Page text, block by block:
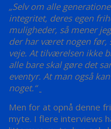
„Selv om alle
integritet, deres egen
muligheder, så mener
der har været nogen før,
veje. At tilværelsen ikke
alle bare skal gøre det
eventyr. At man også
noget.“
Men for at opnå denne
myte. I flere interviews